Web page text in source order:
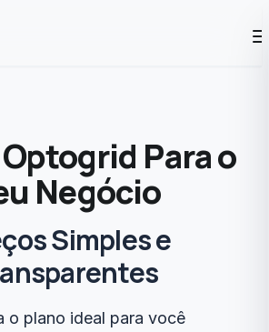
Para o
Negócio
Simples e
o plano ideal para você